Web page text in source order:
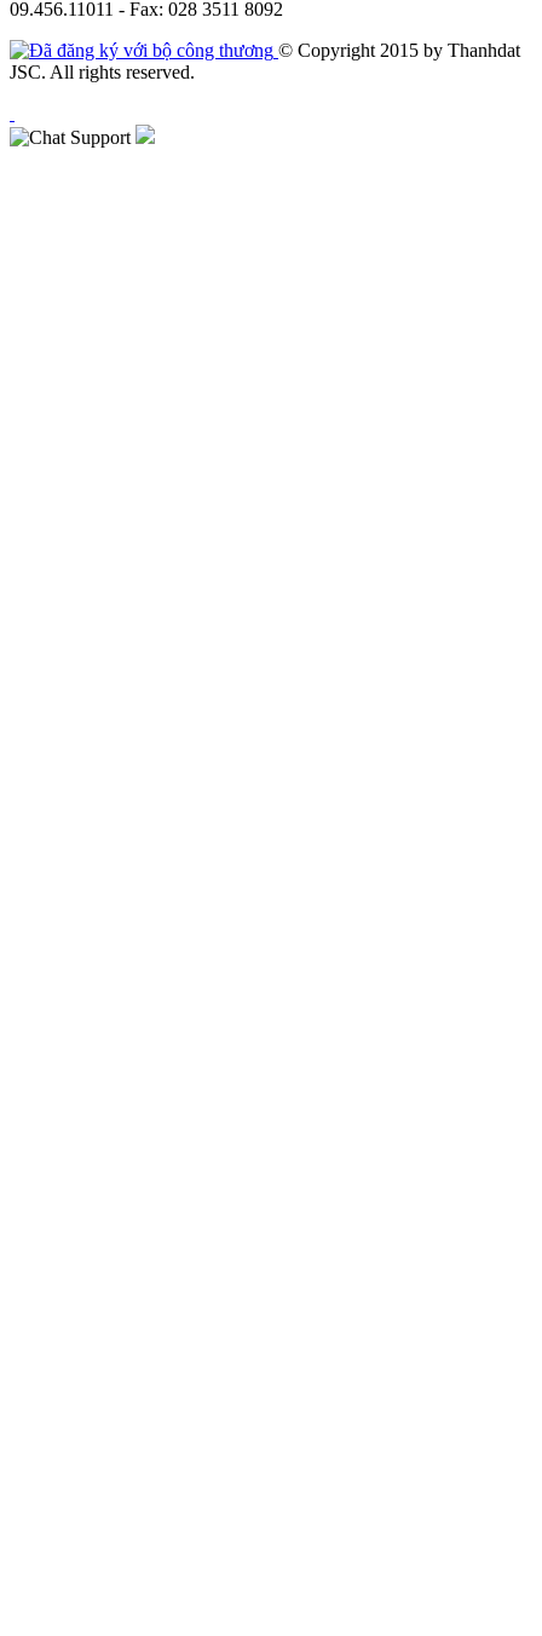
09.456.11011 - Fax: 028 3511 8092
© Copyright 2015 by Thanhdat
JSC. All rights reserved.